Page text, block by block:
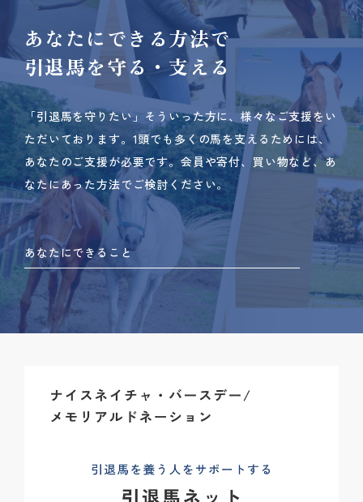
あなたにできる方法で
引退馬を守る・支える
「引退馬を守りたい」そういった方に、様々なご支援をい
ただいております。 1頭でも多くの馬を支えるためには、
あなたのご支援が必要です。 会員や寄付、買い物など、あ
なたにあった方法でご検討ください。
あなたにできること